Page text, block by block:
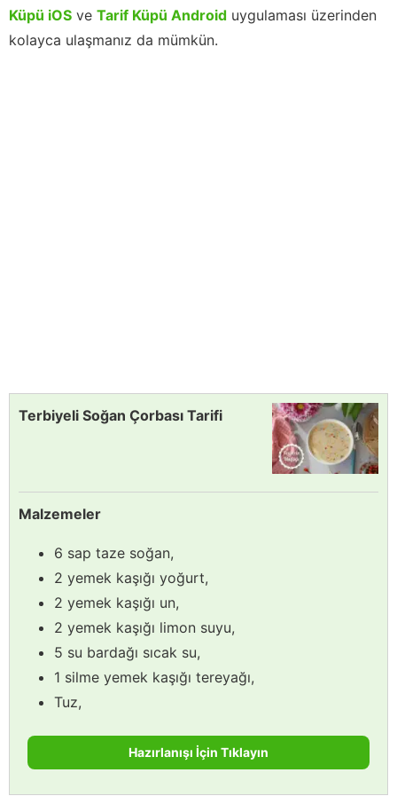
Küpü iOS ve Tarif Küpü Android uygulaması üzerinden
kolayca ulaşmanız da mümkün.
Terbiyeli Soğan Çorbası Tarifi
Malzemeler
6 sap taze soğan,
2 yemek kaşığı yoğurt,
2 yemek kaşığı un,
2 yemek kaşığı limon suyu,
5 su bardağı sıcak su,
1 silme yemek kaşığı tereyağı,
Tuz,
Hazırlanışı İçin Tıklayın